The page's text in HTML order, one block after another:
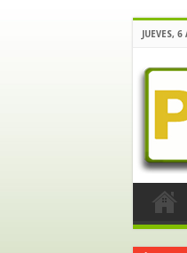
JUEVES,